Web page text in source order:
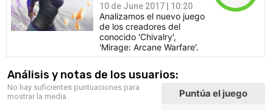
10 de June 2017 | 10:20
Analizamos el nuevo juego
de los creadores del
conocido 'Chivalry',
'Mirage: Arcane Warfare'.
Análisis y notas de los usuarios:
No hay suficientes puntuaciones para
mostrar la media
Puntúa el juego